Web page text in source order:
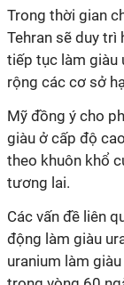
Trong thời gian
Tehran sẽ duy trì
tiếp tục làm giàu
rộng các cơ sở
Mỹ đồng ý cho
giàu ở cấp độ
theo khuôn khổ
tương lai.
Các vấn đề liên
động làm giàu
uranium làm